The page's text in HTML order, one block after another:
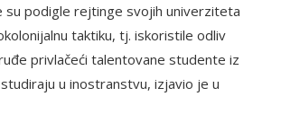
su podigle rejtinge svojih univerziteta
taktiku, tj. iskoristile odliv
privlačeći talentovane studente iz
u inostranstvu, izjavio je u